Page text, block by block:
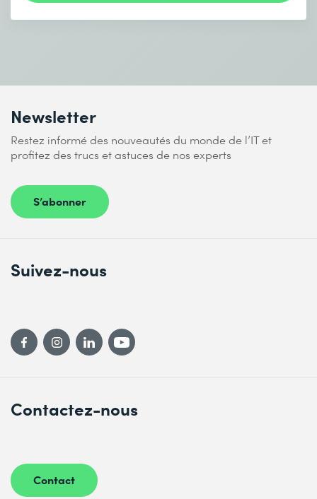
Newsletter
Restez informé des nouveautés du monde de l’IT et
profitez des trucs et astuces de nos experts
S’abonner
Contactez-nous
Contact
Suivez-nous